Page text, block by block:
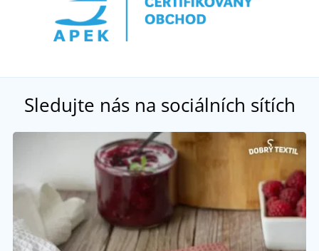
Sledujte nás na sociálních sítích